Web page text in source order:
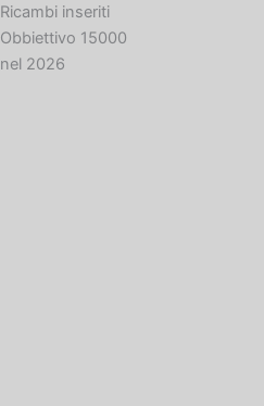
Ricambi inseriti
Obbiettivo 15000
nel 2026